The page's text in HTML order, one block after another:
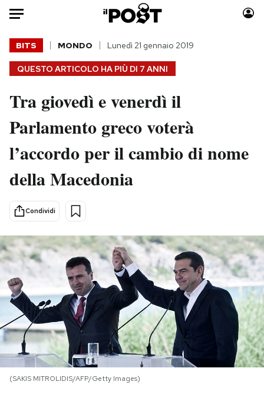
Auto
HOME
Italia
Politica
Tecnologia
Scienza
Cultura
Economia
Sport
Moda
Consumismi
Storie/Idee
Mondiali calcio 2026
PODCAST
NEWSLETTER
I MIEI PREFERITI
QUESTO ARTICOLO HA PIÙ DI 7 ANNI
BITS MONDO Lunedì 21 gennaio 2019
Tra giovedì e venerdì il
Parlamento greco voterà
l’accordo per il cambio di nome
della Macedonia
Condividi
(SAKIS MITROLIDIS/AFP/Getty Images)